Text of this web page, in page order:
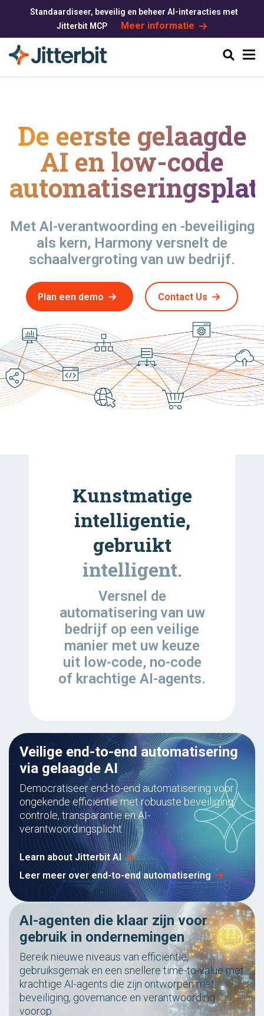
Zoeken
Standaardiseer, beveilig en beheer AI-interacties met
Jitterbit MCP
Meer informatie
De eerste gelaagde
AI en low-code
Met AI-verantwoording en -beveiliging
als kern, Harmony versnelt de
schaalvergroting van uw bedrijf.
Plan een demo Contact Us
Kunstmatige
intelligentie,
gebruikt
intelligent.
Versnel de
automatisering van uw
bedrijf op een veilige
manier met uw keuze
uit low-code, no-code
of krachtige AI-agents.
Veilige end-to-end automatisering
via gelaagde AI
Democratiseer end-to-end automatisering voor
ongekende efficiëntie met robuuste beveiliging,
controle, transparantie en AI-
verantwoordingsplicht.
Learn about Jitterbit AI
Leer meer over end-to-end automatisering
AI-agenten die klaar zijn voor
gebruik in ondernemingen
Bereik nieuwe niveaus van efficiëntie,
gebruiksgemak en een snellere time-to-value met
krachtige AI-agents die zijn ontworpen met
beveiliging, governance en verantwoording
voorop.